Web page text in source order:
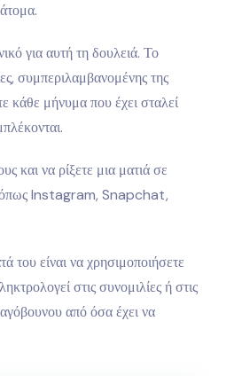
για αυτή τη δουλειά. Το
συμπεριλαμβανομένης της
κάθε μήνυμα που έχει σταλεί
και να ρίξετε μια ματιά σε
όπως Instagram, Snapchat,
του είναι να χρησιμοποιήσετε
στις συνομιλίες ή στις
από όσα έχει να